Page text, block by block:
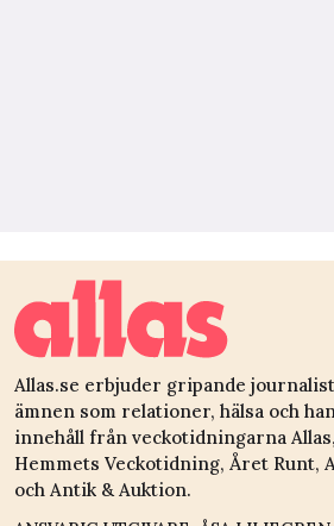
Allas.se erbjuder gripande
ämnen som relationer, hälsa och
innehåll från veckotidningarna
Hemmets Veckotidning, Året Runt,
och Antik & Auktion.